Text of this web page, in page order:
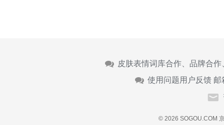
皮肤表情词库合作、品牌合
使用问题用户反馈 邮
© 2026 SOGOU.COM